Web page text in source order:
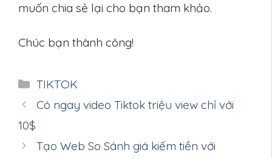
muốn chia sẻ lại cho bạn tham khảo.
Chúc bạn thành công!
Danh
mục
TIKTOK
Có ngay video Tiktok triệu view chỉ với
10$
Tạo Web So Sánh giá kiếm tiền với